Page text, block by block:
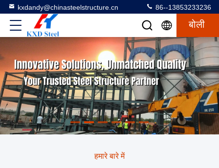
kxdandy@chinasteelstructure.cn 86--13853233236
बोली
हमारे बारे में